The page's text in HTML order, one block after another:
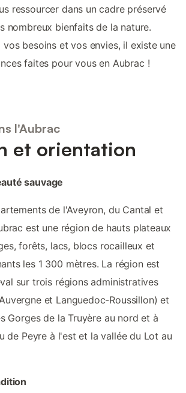
ressourcer dans un cadre préservé
nombreux bienfaits de la nature.
vos besoins et vos envies, il existe une
faites pour vous en Aubrac !
l'Aubrac
et orientation
sauvage
de l'Aveyron, du Cantal et
est une région de hauts plateaux
forêts, lacs, blocs rocailleux et
les 1 300 mètres. La région est
sur trois régions administratives
et Languedoc-Roussillon) et
Gorges de la Truyère au nord et à
de Peyre à l'est et la vallée du Lot au